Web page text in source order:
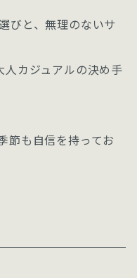
びと、無理のないサ
カジュアルの決め手
節も自信を持ってお